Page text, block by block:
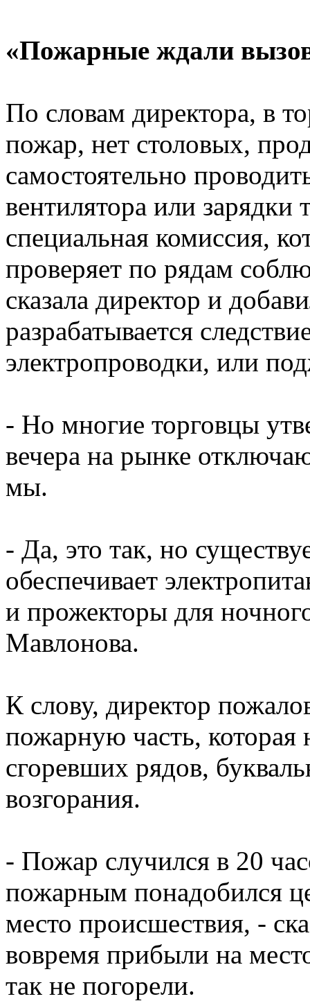
«Пожарные ждали
По словам директора, в
пожар, нет столовых,
самостоятельно
вентилятора или зарядки
специальная комиссия,
проверяет по рядам
сказала директор и
разрабатывается
электропроводки, или
- Но многие торговцы
вечера на рынке
мы.
- Да, это так, но
обеспечивает
и прожекторы для
Мавлонова.
К слову, директор
пожарную часть, которая
сгоревших рядов,
возгорания.
- Пожар случился в 20
пожарным понадобился
место происшествия, -
вовремя прибыли на
так не погорели.